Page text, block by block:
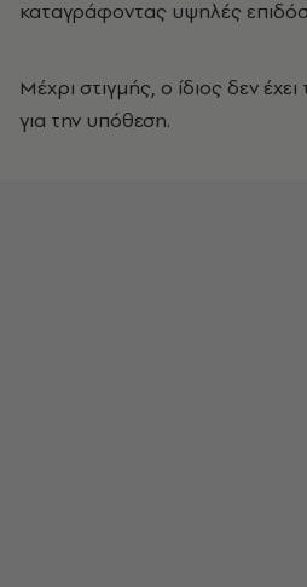
καταγράφοντας υψηλές
Μέχρι στιγμής, ο ίδιος δεν
για την υπόθεση.